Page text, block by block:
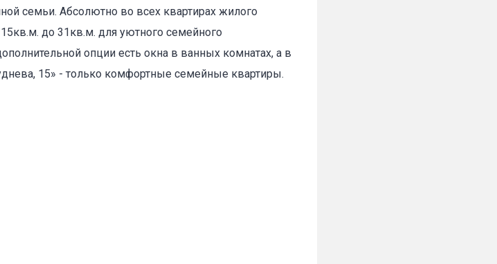
семьи. Абсолютно во всех квартирах жилого
до 31кв.м. для уютного семейного
опции есть окна в ванных комнатах, а в
15» - только комфортные семейные квартиры.